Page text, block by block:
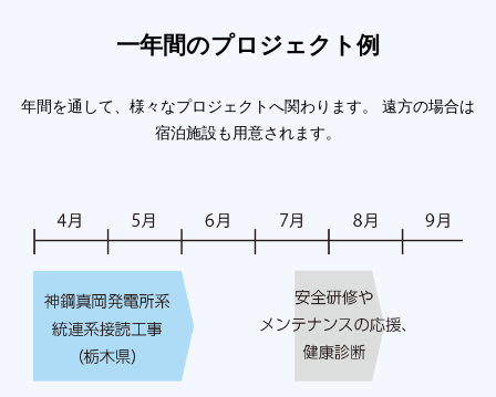
一年間のプロジェクト例
年間を通して、様々なプロジェクトへ関わります。
遠方の場合は
宿泊施設も用意されます。